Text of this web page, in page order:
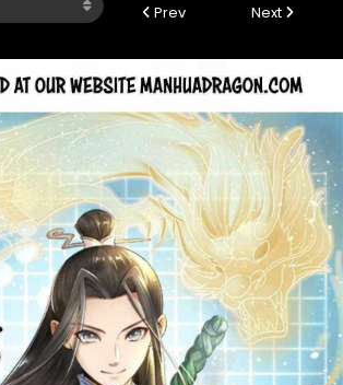
Prev Next